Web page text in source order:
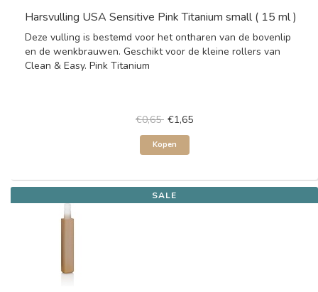
Harsvulling USA Sensitive Pink Titanium small ( 15 ml )
Deze vulling is bestemd voor het ontharen van de bovenlip
en de wenkbrauwen. Geschikt voor de kleine rollers van
Clean & Easy. Pink Titanium
€0,65 €1,65
Kopen
SALE